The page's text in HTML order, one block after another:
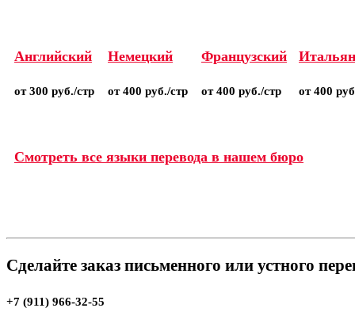
Английский
от 300 руб./стр
Немецкий
от 400 руб./стр
Французский
от 400 руб./стр от 400
Смотреть все языки перевода в нашем бюро
Сделайте заказ письменного или устного
+7 (911) 966-32-55